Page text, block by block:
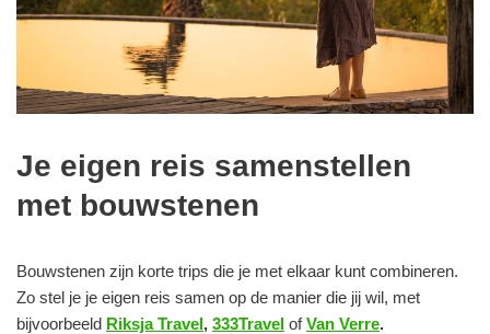
Je eigen reis samenstellen
met bouwstenen
Bouwstenen zijn korte trips die je met elkaar kunt combineren.
Zo stel je je eigen reis samen op de manier die jij wil, met
bijvoorbeeld Riksja Travel, 333Travel ofVan Verre.